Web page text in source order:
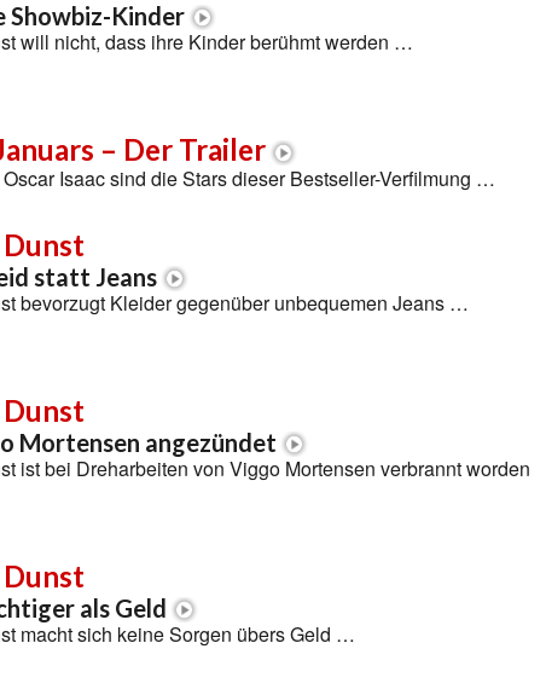
Showbiz-Kinder
will nicht, dass ihre Kinder berühmt werden …
– Der Trailer
Isaac sind die Stars dieser Bestseller-Verfilmung …
statt Jeans
bevorzugt Kleider gegenüber unbequemen Jeans …
Mortensen angezündet
ist bei Dreharbeiten von Viggo Mortensen verbrannt worden
als Geld
macht sich keine Sorgen übers Geld …